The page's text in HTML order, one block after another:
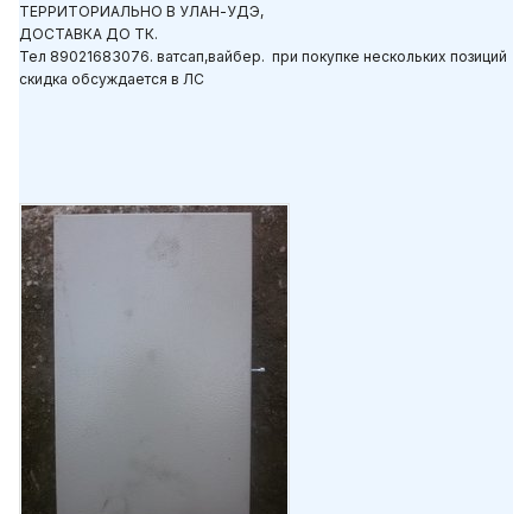
ТЕРРИТОРИАЛЬНО В УЛАН-УДЭ,
ДОСТАВКА ДО ТК.
Тел 89021683076. ватсап,вайбер. при покупке нескольких позиций
скидка обсуждается в ЛС